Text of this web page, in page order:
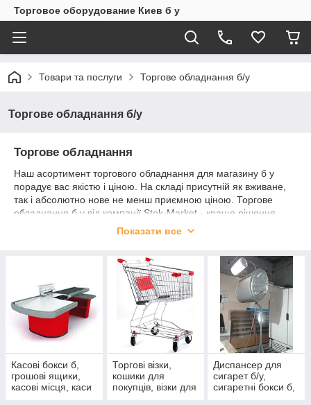
Торговое оборудование Киев б у
Товари та послуги Торгове обладнання б/у
Торгове обладнання б/у
Торгове обладнання
Наш асортимент торгового обладнання для магазину б у
порадує вас якістю і ціною. На складі присутній як вживане,
так і абсолютно нове не менш приємною ціною. Торгове
обладнання б у від компанії Stok-Market - краще рішення
питання купівлі обладнання.Показати все
Касові бокси б,
грошові ящики,
касові місця, каси
Торгові візки,
кошики для
покупців, візки для
Диспансер для
сигарет б/у,
сигаретні бокси б,